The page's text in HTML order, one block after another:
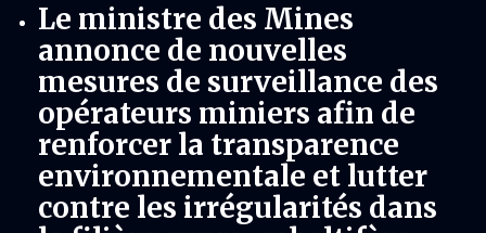
Le ministre des Mines
annonce de nouvelles
mesures de surveillance des
opérateurs miniers afin de
renforcer la transparence
environnementale et lutter
contre les irrégularités dans